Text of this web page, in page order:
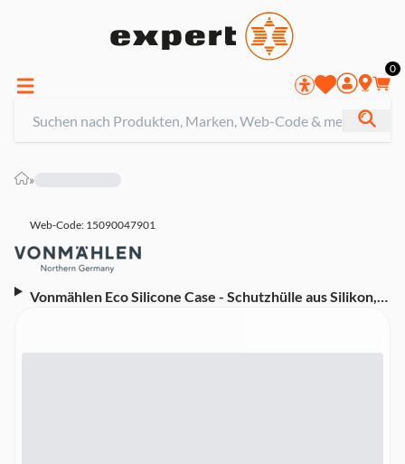
0
»
Web-Code: 15090047901
Vonmählen Eco Silicone Case - Schutzhülle aus Silikon,